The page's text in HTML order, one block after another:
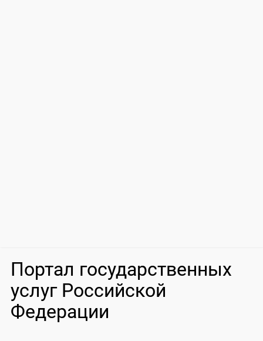
Портал государственных
услуг Российской
Федерации